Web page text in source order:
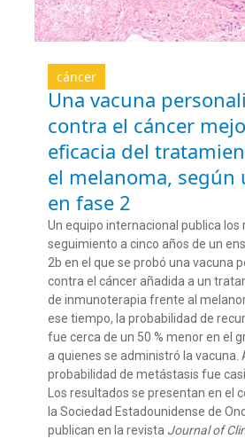
cáncer
Una vacuna
contra el cáncer
eficacia del
el melanoma, según
en fase 2
Un equipo internacional publica los
seguimiento a cinco años de un
2b en el que se probó una vacuna
contra el cáncer añadida a un
de inmunoterapia frente al
ese tiempo, la probabilidad de
fue cerca de un 50 % menor en el
a quienes se administró la vacuna.
probabilidad de metástasis fue casi
Los resultados se presentan en el
la Sociedad Estadounidense de
publican en la revista Journal of